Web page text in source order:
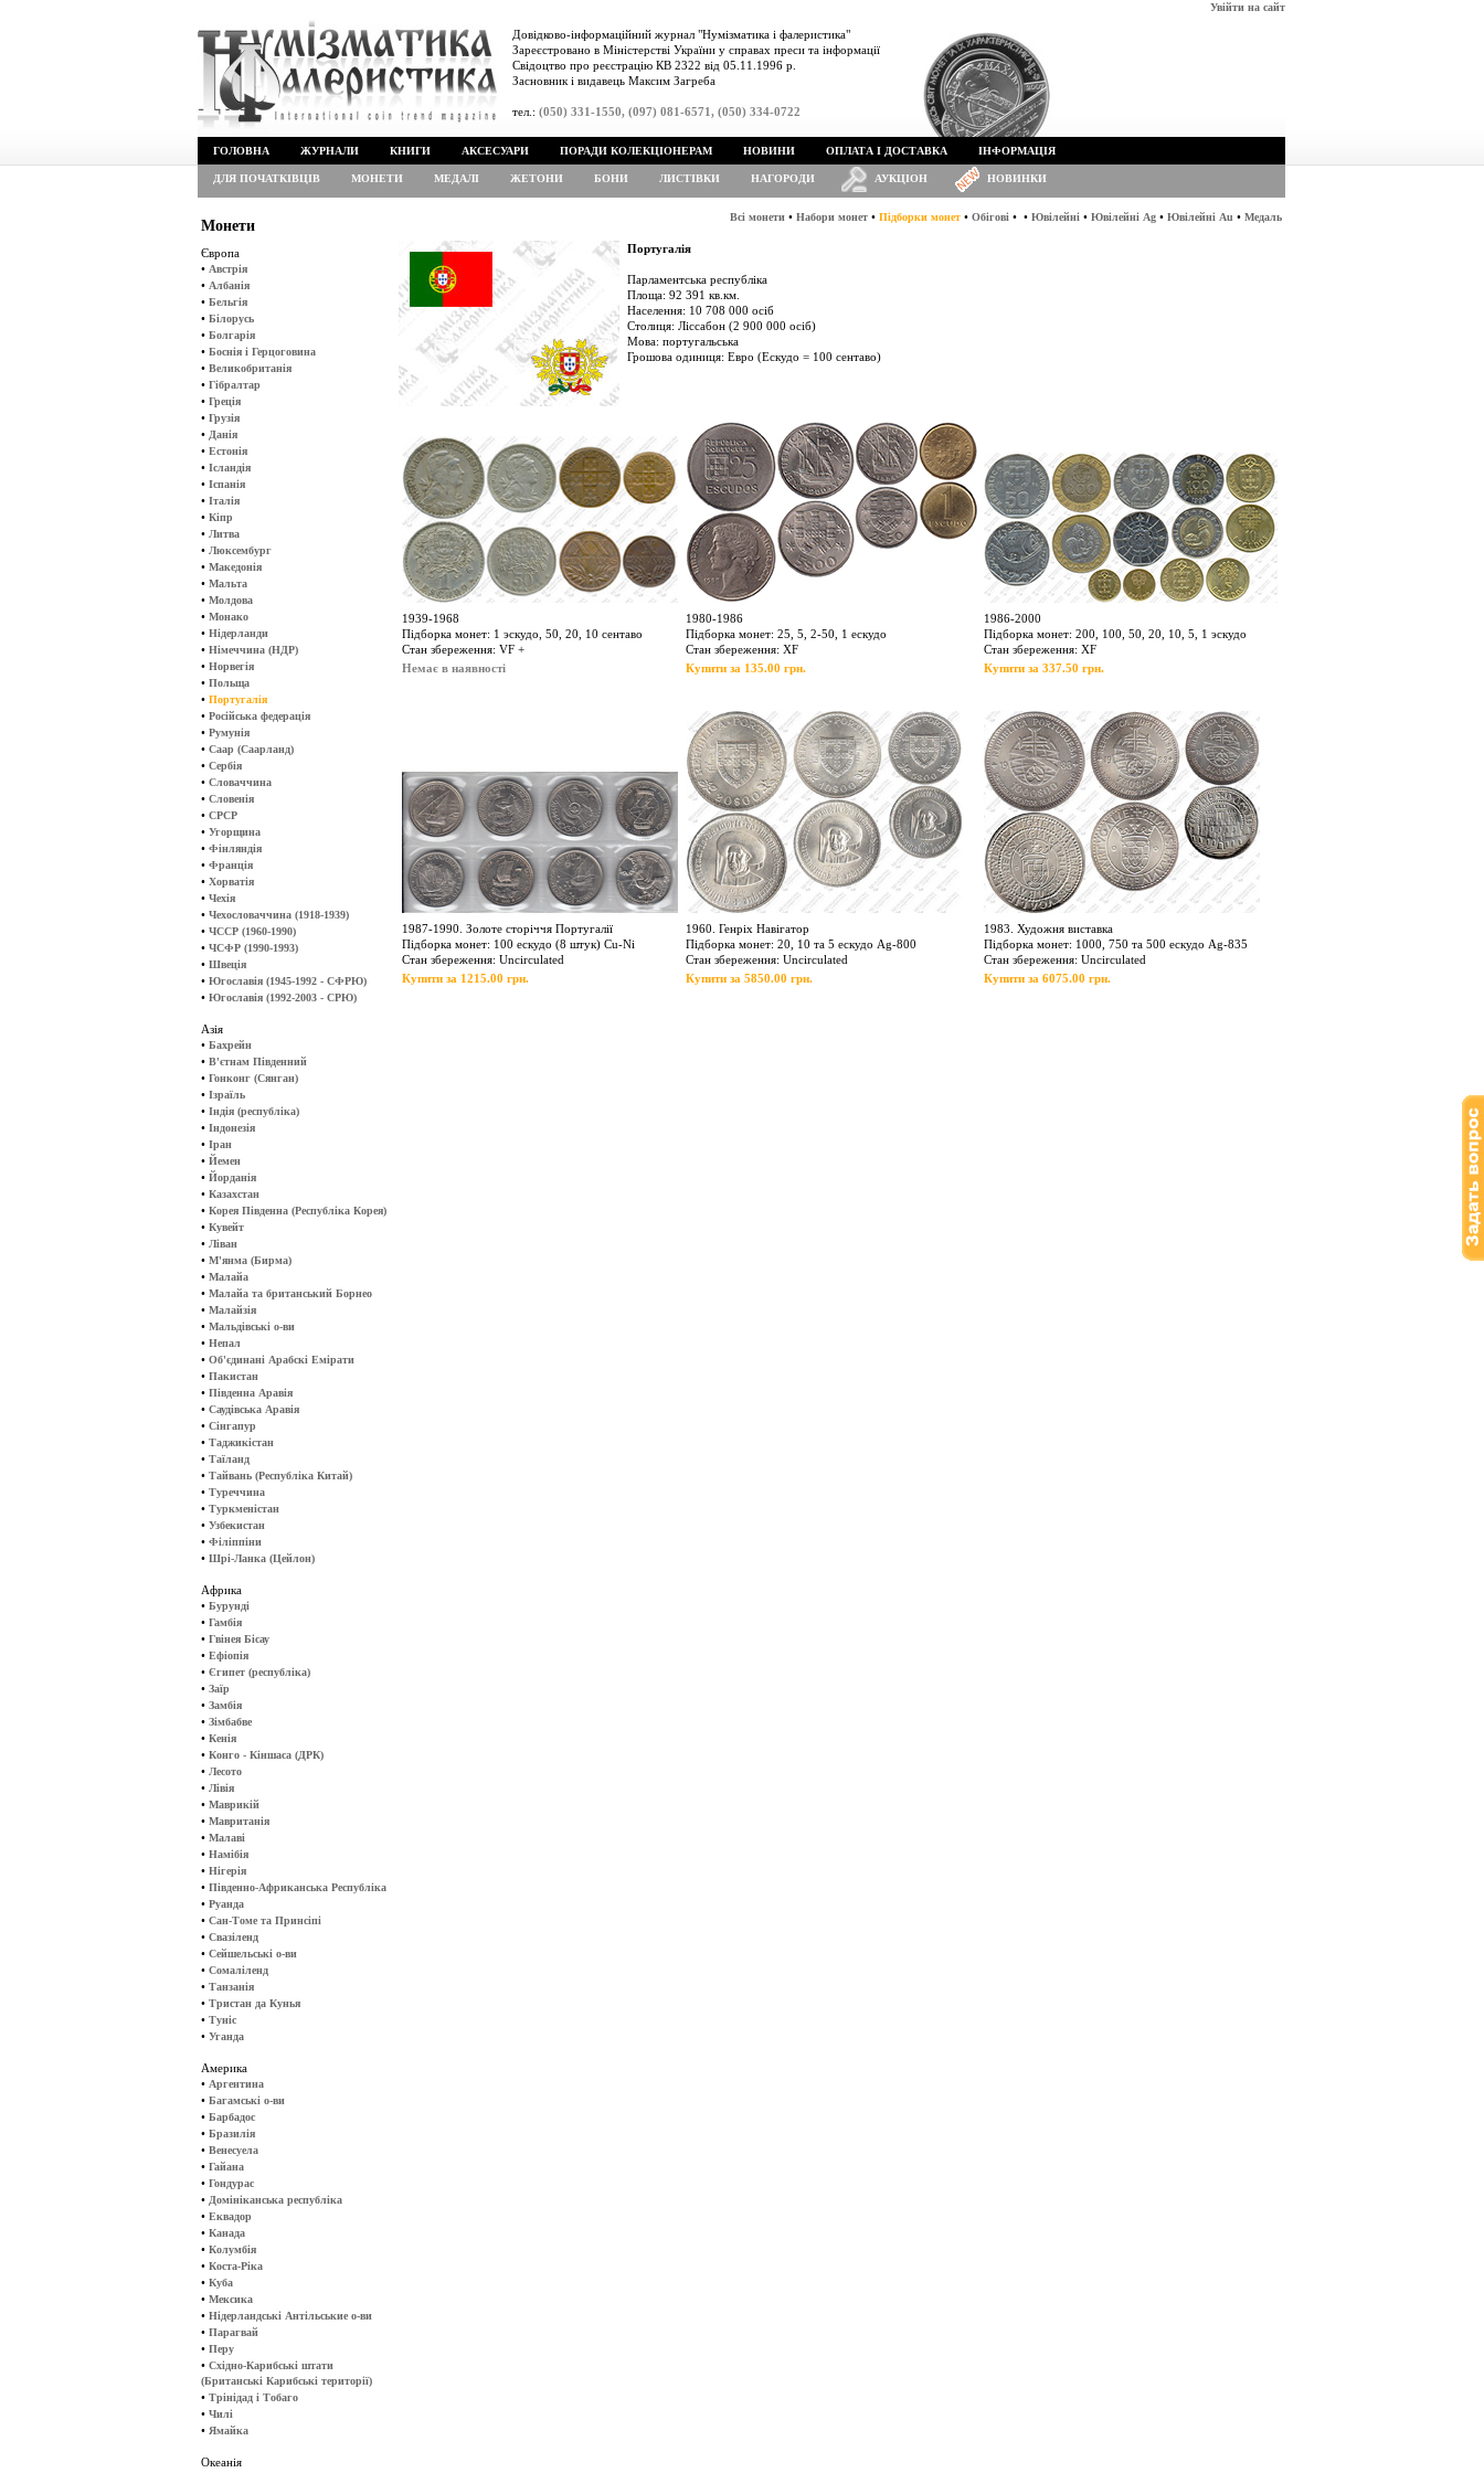
Увійти на сайт
Довідково-інформаційний журнал "Нумізматика і фалеристика"
Зареєстровано в Міністерстві України у справах преси та інформації
Свідоцтво про реєстрацію КВ 2322 від 05.11.1996 р.
Засновник і видавець Максим Загреба
тел.: (050) 331-1550, (097) 081-6571, (050) 334-0722
ГОЛОВНА ЖУРНАЛИ КНИГИ АКСЕСУАРИ ПОРАДИ КОЛЕКЦІОНЕРАМ НОВИНИ ОПЛАТА І ДОСТАВКА ІНФОРМАЦІЯ
ДЛЯ ПОЧАТКІВЦІВ МОНЕТИ МЕДАЛІ ЖЕТОНИ БОНИ ЛИСТІВКИ НАГОРОДИ АУКЦІОН НОВИНКИ
Монети
Європа
• Австрія
• Албанія
• Бельгія
• Білорусь
• Болгарія
• Боснія і Герцоговина
• Великобританія
• Гібралтар
• Греція
• Грузія
• Данія
• Естонія
• Ісландія
• Іспанія
• Італія
• Кіпр
• Литва
• Люксембург
• Македонія
• Мальта
• Молдова
• Монако
• Нідерланди
• Німеччина (НДР)
• Норвегія
• Польща
• Португалія
• Російська федерація
• Румунія
• Саар (Саарланд)
• Сербія
• Словаччина
• Словенія
• СРСР
• Угорщина
• Фінляндія
• Франція
• Хорватія
• Чехія
• Чехословаччина (1918-1939)
• ЧССР (1960-1990)
• ЧСФР (1990-1993)
• Швеція
• Югославія (1945-1992 - СФРЮ)
• Югославія (1992-2003 - СРЮ)
Азія
• Бахрейн
• В'єтнам Південний
• Гонконг (Сянган)
• Ізраїль
• Індія (республіка)
• Індонезія
• Іран
• Йемен
• Йорданія
• Казахстан
• Корея Південна (Республіка Корея)
• Кувейт
• Ліван
• М'янма (Бирма)
• Малайа
• Малайа та британський Борнео
• Малайзія
• Мальдівські о-ви
• Непал
• Об'єдинані Арабскі Емірати
• Пакистан
• Південна Аравія
• Саудівська Аравія
• Сінгапур
• Таджикістан
• Таїланд
• Тайвань (Республіка Китай)
• Туреччина
• Туркменістан
• Узбекистан
• Філіппіни
• Шрі-Ланка (Цейлон)
Африка
• Бурунді
• Гамбія
• Гвінея Бісау
• Ефіопія
• Єгипет (республіка)
• Заїр
• Замбія
• Зімбабве
• Кенія
• Конго - Кіншаса (ДРК)
• Лесото
• Лівія
• Маврикій
• Мавританія
• Малаві
• Намібія
• Нігерія
• Південно-Африканська Республіка
• Руанда
• Сан-Томе та Принсіпі
• Свазіленд
• Сейшельські о-ви
• Сомаліленд
• Танзанія
• Тристан да Кунья
• Туніс
• Уганда
Америка
• Аргентина
• Багамські о-ви
• Барбадос
• Бразилія
• Венесуела
• Гайана
• Гондурас
• Домініканська республіка
• Еквадор
• Канада
• Колумбія
• Коста-Ріка
• Куба
• Мексика
• Нідерландські Антільськие о-ви
• Парагвай
• Перу
• Східно-Карибські штати
(Британські Карибські території)
• Трінідад і Тобаго
• Чилі
• Ямайка
Океанія
Всі монети • Набори монет • Підборки монет • Обігові • • Ювілейні • Ювілейні Ag • Ювілейні Au • Медаль
Португалія
Парламентська республіка
Площа: 92 391 кв.км.
Населення: 10 708 000 осіб
Столиця: Ліссабон (2 900 000 осіб)
Мова: португальська
Грошова одиниця: Евро (Ескудо = 100 сентаво)
1939-1968
Підборка монет: 1 эскудо, 50, 20, 10 сентаво
Стан збереження: VF +
Немає в наявності
1980-1986
Підборка монет: 25, 5, 2-50, 1 ескудо
Стан збереження: XF
Купити за 135.00 грн.
1986-2000
Підборка монет: 200, 100, 50, 20, 10, 5, 1 эскудо
Стан збереження: XF
Купити за 337.50 грн.
1987-1990. Золоте сторіччя Португалії
Підборка монет: 100 ескудо (8 штук) Cu-Ni
Стан збереження: Uncirculated
Купити за 1215.00 грн.
1960. Генріх Навігатор
Підборка монет: 20, 10 та 5 ескудо Ag-800
Стан збереження: Uncirculated
Купити за 5850.00 грн.
1983. Художня виставка
Підборка монет: 1000, 750 та 500 ескудо Ag-835
Стан збереження: Uncirculated
Купити за 6075.00 грн.